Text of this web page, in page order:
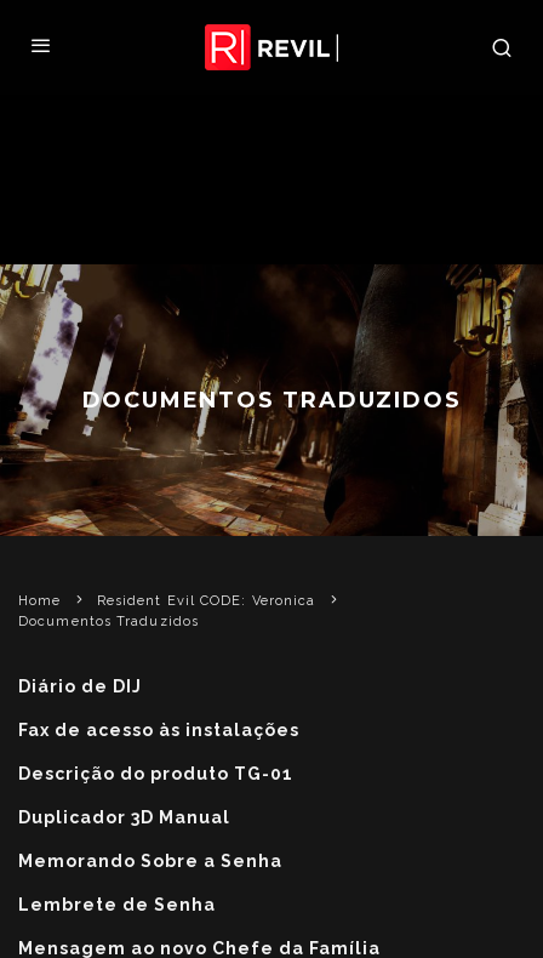
DOCUMENTOS TRADUZIDOS
Home
Resident Evil CODE: Veronica
Documentos Traduzidos
Diário de DIJ
Fax de acesso às instalações
Descrição do produto TG-01
Duplicador 3D Manual
Memorando Sobre a Senha
Lembrete de Senha
Mensagem ao novo Chefe da Família